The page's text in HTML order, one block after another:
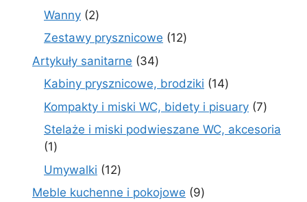
Wanny 22
produkty
Zestawy prysznicowe 1212
Artykuły sanitarne 3434
produkty
Kabiny prysznicowe, brodziki 1414
produktów
Kompakty i miski WC, bidety i pisuary 77
Stelaże i miski podwieszane WC, akcesoria
11
produkt
Umywalki 1212
produktów
Meble kuchenne i pokojowe 99